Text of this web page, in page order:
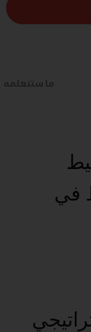
ما ستتعلمه
في